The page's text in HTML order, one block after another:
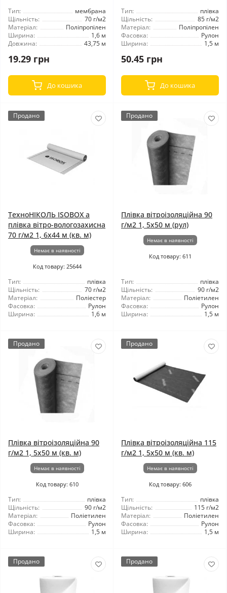
Тип:
мембрана
Щільність:
70 г/м2
Матеріал:
Поліпропілен
Ширина:
1,6 м
Довжина:
43,75 м
19.29 грн
До кошика
Тип:
плівка
Щільність:
85 г/м2
Матеріал:
Поліпропілен
Фасовка:
Рулон
Ширина:
1,5 м
50.45 грн
До кошика
Продано
ТехноНІКОЛЬ ISOBOX а
плівка вітро-вологозахисна
70 г/м2 1, 6x44 м (кв. м)
Немає в наявності
Код товару: 25644
Тип:
плівка
Щільність:
70 г/м2
Матеріал:
Поліестер
Фасовка:
Рулон
Ширина:
1,6 м
Продано
Плівка вітроізоляційна 90
г/м2 1, 5x50 м (рул)
Немає в наявності
Код товару: 611
Тип:
плівка
Щільність:
90 г/м2
Матеріал:
Поліетилен
Фасовка:
Рулон
Ширина:
1,5 м
Продано
Плівка вітроізоляційна 90
г/м2 1, 5x50 м (кв. м)
Немає в наявності
Код товару: 610
Тип:
плівка
Щільність:
90 г/м2
Матеріал:
Поліетилен
Фасовка:
Рулон
Ширина:
1,5 м
Продано
Плівка вітроізоляційна 115
г/м2 1, 5x50 м (кв. м)
Немає в наявності
Код товару: 606
Тип:
плівка
Щільність:
115 г/м2
Матеріал:
Поліетилен
Фасовка:
Рулон
Ширина:
1,5 м
Продано Продано